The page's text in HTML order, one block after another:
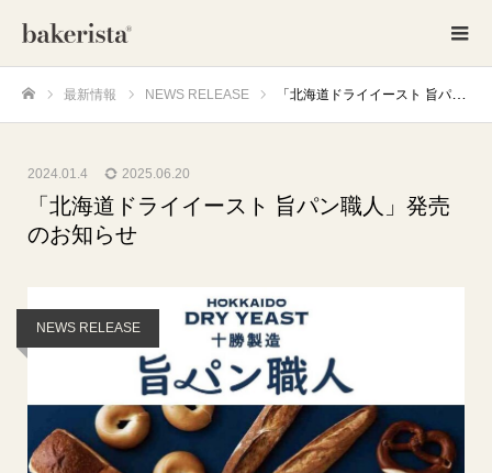
最新情報 NEWS RELEASE 「北海道ドライイースト 旨パン職人」発売のお知らせ
2024.01.4 2025.06.20
「北海道ドライイースト 旨パン職人」発売
のお知らせ
NEWS RELEASE